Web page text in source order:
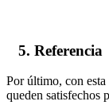
5. Referencia
Por último, con esta
queden satisfechos